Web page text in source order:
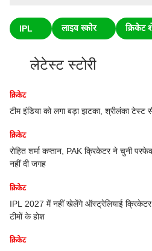
IPL लाइव स्कोर क्रिकेट
लेटेस्ट स्टोरी
क्रिकेट
टीम इंडिया को लगा बड़ा झटका, श्रीलंका टेस्ट
क्रिकेट
रोहित शर्मा कप्तान, PAK क्रिकेटर ने चुनी
नहीं दी जगह
क्रिकेट
IPL 2027 में नहीं खेलेंगे ऑस्ट्रेलियाई
टीमों के होश
क्रिकेट